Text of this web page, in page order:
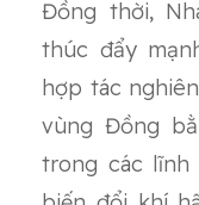
Đồng thời,
thúc đẩy
hợp tác
vùng Đồng
trong các lĩnh